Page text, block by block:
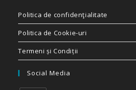
Politica de confidenţialitate
Politica de Cookie-uri
Termeni și Condiții
Social Media